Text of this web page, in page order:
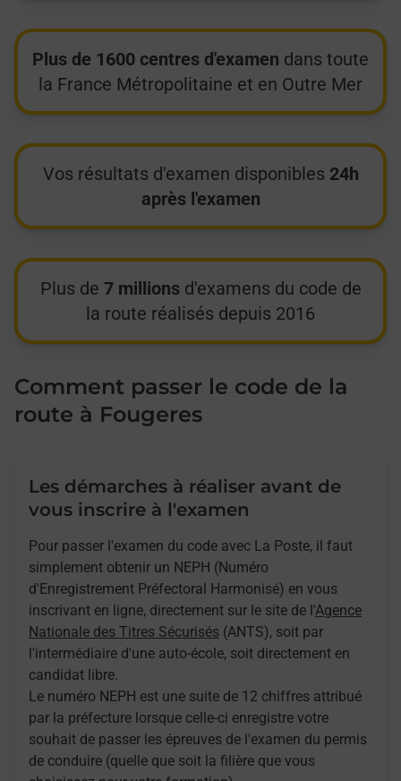
Plus de 1600 centres d'examen dans toute
la France Métropolitaine et en Outre Mer
Vos résultats d'examen disponibles 24h
après l'examen
Plus de 7 millionsd'examens du code de
la route réalisés depuis 2016
Comment passer le code de la
route à Fougeres
Les démarches à réaliser avant de
vous inscrire à l'examen
Pour passer l'examen du code avec La Poste, il faut
simplement obtenir un NEPH (Numéro
d'Enregistrement Préfectoral Harmonisé) en vous
inscrivant en ligne, directement sur le site de l'Agence
Nationale des Titres Sécurisés (ANTS), soit par
l'intermédiaire d'une auto-école, soit directement en
candidat libre.
Le numéro NEPH est une suite de 12 chiffres attribué
par la préfecture lorsque celle-ci enregistre votre
souhait de passer les épreuves de l'examen du permis
de conduire (quelle que soit la filière que vous